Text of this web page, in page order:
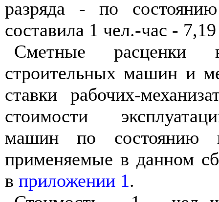
разряда - по
составила 1 чел.-час -
Сметные расценки
строительных машин и
ставки рабочих-
стоимости
машин по состоянию
применяемые в данном
в приложении 1.